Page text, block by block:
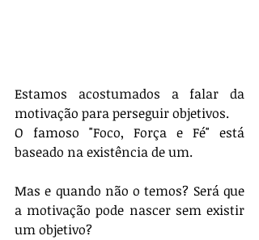
Estamos acostumados a falar da
motivação para perseguir objetivos.
O famoso "Foco, Força e Fé" está
baseado na existência de um.
Mas e quando não o temos? Será que
a motivação pode nascer sem existir
um objetivo?